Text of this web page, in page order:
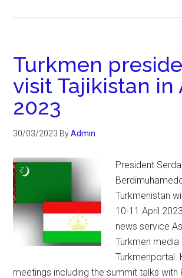
Turkmen
visit Tajikistan in
2023
30/03/2023 ByAdmin
President
Turkmenistan
10-11 April
news service
Turkmen media
Turkmenportal.
meetings including the summit talks with